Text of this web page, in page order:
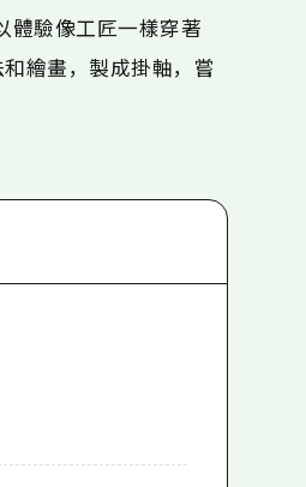
體驗像工匠一樣穿著
繪畫，製成掛軸，嘗